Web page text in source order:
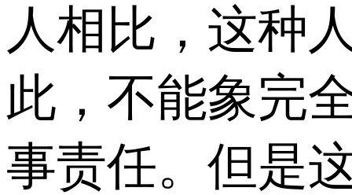
人相比，这种
此，不能象完
事责任。但是